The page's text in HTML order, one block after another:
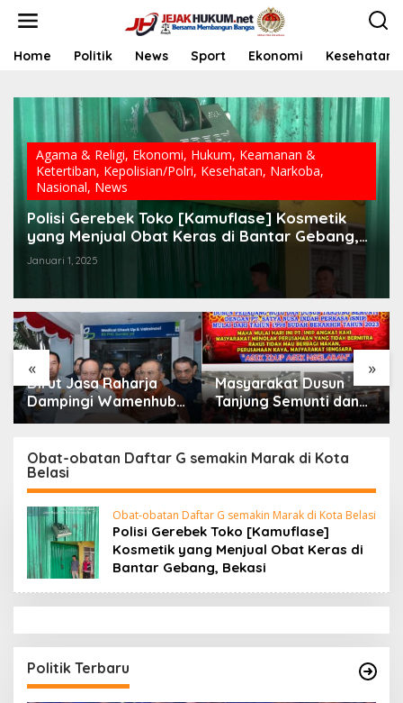
Home Politik News Sport Ekonomi Kesehatan
Agama & Religi, Ekonomi, Hukum, Keamanan &
Ketertiban, Kepolisian/Polri, Kesehatan, Narkoba,
Nasional, News
Polisi Gerebek Toko [Kamuflase] Kosmetik
yang Menjual Obat Keras di Bantar Gebang,
Bekasi
Januari 1, 2025
« »
Dirut Jasa Raharja
Dampingi Wamenhub
Tinjau Penanganan
Sentosa II di RS PHC
Surabaya
Masyarakat Dusun
Tanjung Semunti dan
Pedadang Hulu: Tuntut
Satya Nusa Indah
Obat-obatan Daftar G semakin Marak di Kota
Belasi
Obat-obatan Daftar G semakin Marak di Kota Belasi
Polisi Gerebek Toko [Kamuflase]
Kosmetik yang Menjual Obat Keras di
Bantar Gebang, Bekasi
Politik Terbaru